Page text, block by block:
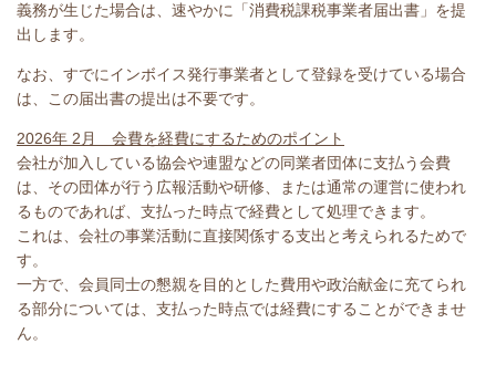
義務が生じた場合は、速やかに「消費税課税事業者届出書」を提
出します。
なお、すでにインボイス発行事業者として登録を受けている場合
は、この届出書の提出は不要です。
2026年 2月 会費を経費にするためのポイント
会社が加入している協会や連盟などの同業者団体に支払う会費
は、その団体が行う広報活動や研修、または通常の運営に使われ
るものであれば、支払った時点で経費として処理できます。
これは、会社の事業活動に直接関係する支出と考えられるためで
す。
一方で、会員同士の懇親を目的とした費用や政治献金に充てられ
る部分については、支払った時点では経費にすることができませ
ん。